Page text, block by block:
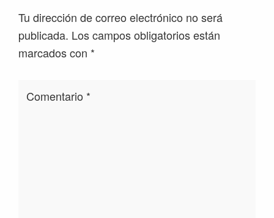
los
lectores
Tu dirección de correo electrónico no será
publicada. Los campos obligatorios están
marcados con *